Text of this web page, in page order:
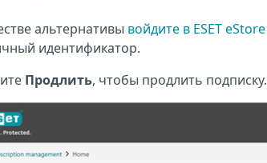
альтернативы войдите в ESET eStore
идентификатор.
Продлить, чтобы продлить подписку.